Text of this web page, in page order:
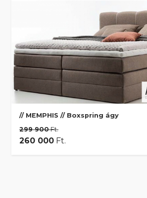
// MEMPHIS // Boxspring ágy
299 900Ft.
260 000 Ft.